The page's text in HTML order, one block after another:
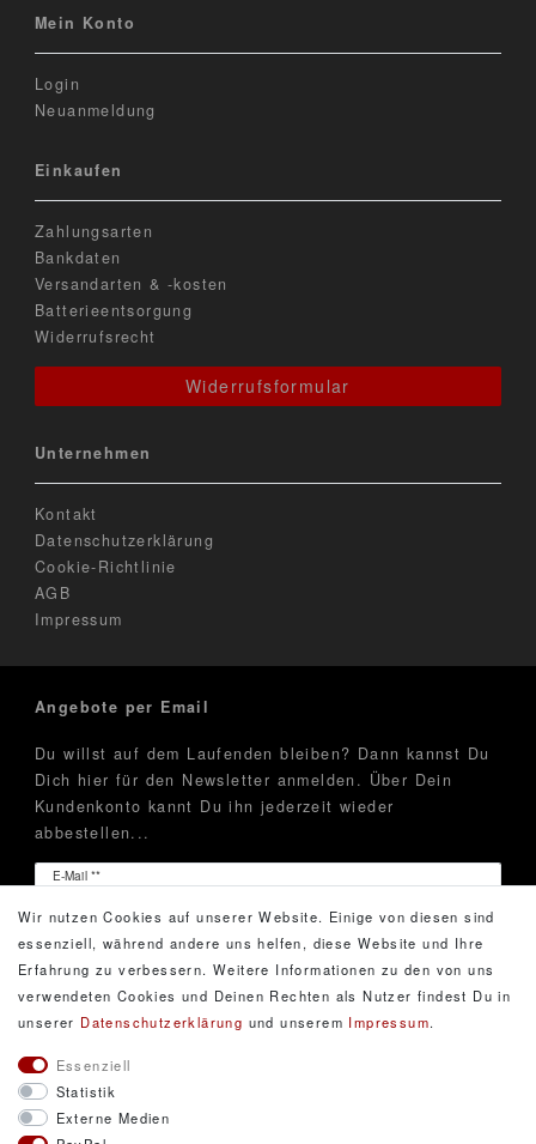
Mein Konto
Login
Neuanmeldung
Einkaufen
Zahlungsarten
Bankdaten
Versandarten & -kosten
Batterieentsorgung
Widerrufsrecht
Widerrufsformular
Unternehmen
Kontakt
Datenschutzerklärung
Cookie-Richtlinie
AGB
Impressum
Angebote per Email
Du willst auf dem Laufenden bleiben? Dann kannst Du
Dich hier für den Newsletter anmelden. Über Dein
Kundenkonto kannt Du ihn jederzeit wieder
abbestellen...
E-Mail **
Newsletter
Hiermit bestätige ich, dass ich die
Daten­schutz­erklärung
gelesen habe. Meine Einwilligung kann ich jederzeit
widerrufen.**
Wir nutzen Cookies auf unserer Website. Einige von diesen sind
essenziell, während andere uns helfen, diese Website und Ihre
Erfahrung zu verbessern. Weitere Informationen zu den von uns
verwendeten Cookies und Deinen Rechten als Nutzer findest Du in
unserer Daten­schutz­erklärung und unserem Impressum.
Essenziell
Statistik
Externe Medien